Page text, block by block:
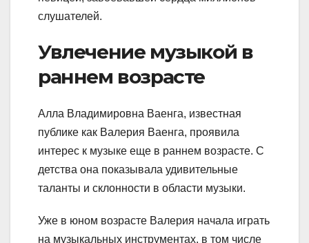
слушателей.
Увлечение музыкой в
раннем возрасте
Алла Владимировна Ваенга, известная
публике как Валерия Ваенга, проявила
интерес к музыке еще в раннем возрасте. С
детства она показывала удивительные
таланты и склонности в области музыки.
Уже в юном возрасте Валерия начала играть
на музыкальных инструментах, в том числе